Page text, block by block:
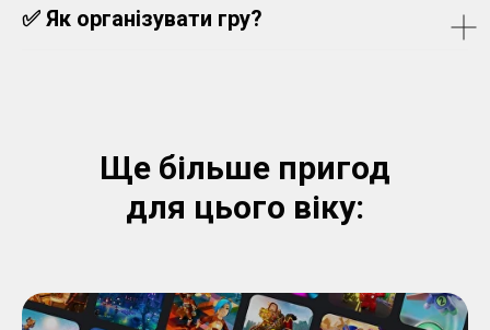
✅ Як організувати гру?
Ще більше пригод
для цього віку: